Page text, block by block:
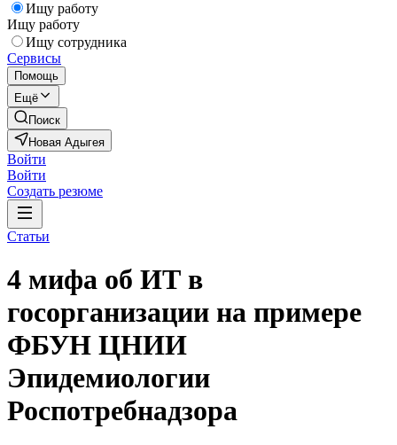
Ищу работу
Ищу работу
Ищу сотрудника
Сервисы
Помощь
Ещё
Поиск
Новая Адыгея
Войти
Войти
Создать резюме
Статьи
4 мифа об ИТ в
госорганизации на примере
ФБУН ЦНИИ
Эпидемиологии
Роспотребнадзора